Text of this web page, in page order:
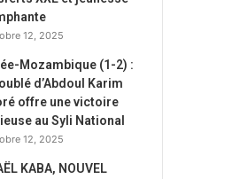
12, 2025
Mozambique (1-2) :
d’Abdoul Karim
offre une victoire
au Syli National
12, 2025
KABA, NOUVEL